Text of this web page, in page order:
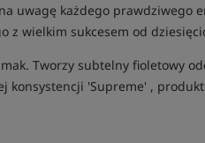
uwagę każdego prawdziwego
z wielkim sukcesem od
Tworzy subtelny fioletowy
'Supreme' ,